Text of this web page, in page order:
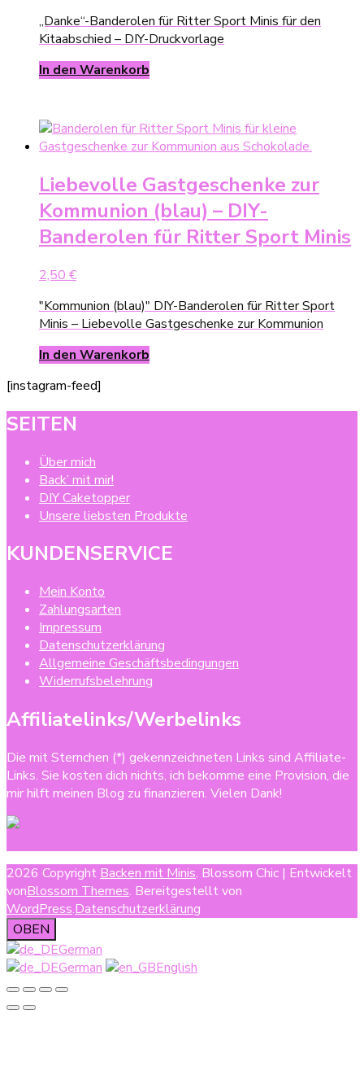
„Danke“-Banderolen für Ritter Sport Minis für den
Kitaabschied – DIY-Druckvorlage
In den Warenkorb
Liebevolle Gastgeschenke zur
Kommunion (blau) – DIY-
Banderolen für Ritter Sport Minis
2,50 €
"Kommunion (blau)" DIY-Banderolen für Ritter Sport
Minis – Liebevolle Gastgeschenke zur Kommunion
In den Warenkorb
[instagram-feed]
SEITEN
Über mich
Back’ mit mir!
DIY Caketopper
Unsere liebsten Produkte
KUNDENSERVICE
Mein Konto
Zahlungsarten
Impressum
Datenschutzerklärung
Allgemeine Geschäftsbedingungen
Widerrufsbelehrung
Affiliatelinks/Werbelinks
Die mit Sternchen (*) gekennzeichneten Links sind Affiliate-
Links. Sie kosten dich nichts, ich bekomme eine Provision, die
mir hilft meinen Blog zu finanzieren. Vielen Dank!
2026 Copyright Backen mit Minis. Blossom Chic | Entwickelt
vonBlossom Themes. Bereitgestellt von
WordPress.Datenschutzerklärung
OBEN
German
German
English